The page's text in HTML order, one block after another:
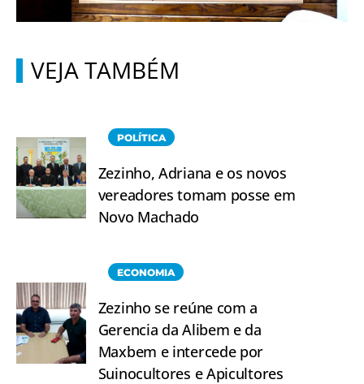
VEJA TAMBÉM
POLÍTICA
Zezinho, Adriana e os novos
vereadores tomam posse em
Novo Machado
ECONOMIA
Zezinho se reúne com a
Gerencia da Alibem e da
Maxbem e intercede por
Suinocultores e Apicultores